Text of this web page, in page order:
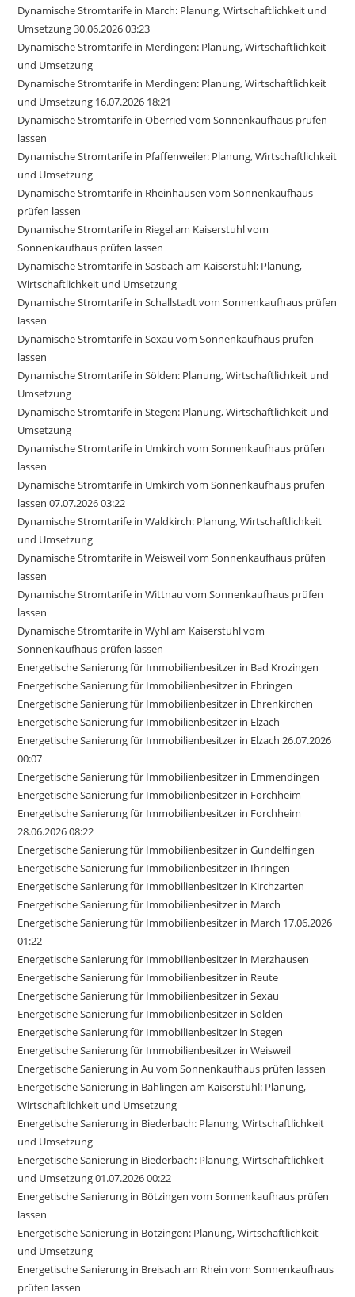
Dynamische Stromtarife in March: Planung, Wirtschaftlichkeit und
Umsetzung 30.06.2026 03:23
Dynamische Stromtarife in Merdingen: Planung, Wirtschaftlichkeit
und Umsetzung
Dynamische Stromtarife in Merdingen: Planung, Wirtschaftlichkeit
und Umsetzung 16.07.2026 18:21
Dynamische Stromtarife in Oberried vom Sonnenkaufhaus prüfen
lassen
Dynamische Stromtarife in Pfaffenweiler: Planung, Wirtschaftlichkeit
und Umsetzung
Dynamische Stromtarife in Rheinhausen vom Sonnenkaufhaus
prüfen lassen
Dynamische Stromtarife in Riegel am Kaiserstuhl vom
Sonnenkaufhaus prüfen lassen
Dynamische Stromtarife in Sasbach am Kaiserstuhl: Planung,
Wirtschaftlichkeit und Umsetzung
Dynamische Stromtarife in Schallstadt vom Sonnenkaufhaus prüfen
lassen
Dynamische Stromtarife in Sexau vom Sonnenkaufhaus prüfen
lassen
Dynamische Stromtarife in Sölden: Planung, Wirtschaftlichkeit und
Umsetzung
Dynamische Stromtarife in Stegen: Planung, Wirtschaftlichkeit und
Umsetzung
Dynamische Stromtarife in Umkirch vom Sonnenkaufhaus prüfen
lassen
Dynamische Stromtarife in Umkirch vom Sonnenkaufhaus prüfen
lassen 07.07.2026 03:22
Dynamische Stromtarife in Waldkirch: Planung, Wirtschaftlichkeit
und Umsetzung
Dynamische Stromtarife in Weisweil vom Sonnenkaufhaus prüfen
lassen
Dynamische Stromtarife in Wittnau vom Sonnenkaufhaus prüfen
lassen
Dynamische Stromtarife in Wyhl am Kaiserstuhl vom
Sonnenkaufhaus prüfen lassen
Energetische Sanierung für Immobilienbesitzer in Bad Krozingen
Energetische Sanierung für Immobilienbesitzer in Ebringen
Energetische Sanierung für Immobilienbesitzer in Ehrenkirchen
Energetische Sanierung für Immobilienbesitzer in Elzach
Energetische Sanierung für Immobilienbesitzer in Elzach 26.07.2026
00:07
Energetische Sanierung für Immobilienbesitzer in Emmendingen
Energetische Sanierung für Immobilienbesitzer in Forchheim
Energetische Sanierung für Immobilienbesitzer in Forchheim
28.06.2026 08:22
Energetische Sanierung für Immobilienbesitzer in Gundelfingen
Energetische Sanierung für Immobilienbesitzer in Ihringen
Energetische Sanierung für Immobilienbesitzer in Kirchzarten
Energetische Sanierung für Immobilienbesitzer in March
Energetische Sanierung für Immobilienbesitzer in March 17.06.2026
01:22
Energetische Sanierung für Immobilienbesitzer in Merzhausen
Energetische Sanierung für Immobilienbesitzer in Reute
Energetische Sanierung für Immobilienbesitzer in Sexau
Energetische Sanierung für Immobilienbesitzer in Sölden
Energetische Sanierung für Immobilienbesitzer in Stegen
Energetische Sanierung für Immobilienbesitzer in Weisweil
Energetische Sanierung in Au vom Sonnenkaufhaus prüfen lassen
Energetische Sanierung in Bahlingen am Kaiserstuhl: Planung,
Wirtschaftlichkeit und Umsetzung
Energetische Sanierung in Biederbach: Planung, Wirtschaftlichkeit
und Umsetzung
Energetische Sanierung in Biederbach: Planung, Wirtschaftlichkeit
und Umsetzung 01.07.2026 00:22
Energetische Sanierung in Bötzingen vom Sonnenkaufhaus prüfen
lassen
Energetische Sanierung in Bötzingen: Planung, Wirtschaftlichkeit
und Umsetzung
Energetische Sanierung in Breisach am Rhein vom Sonnenkaufhaus
prüfen lassen